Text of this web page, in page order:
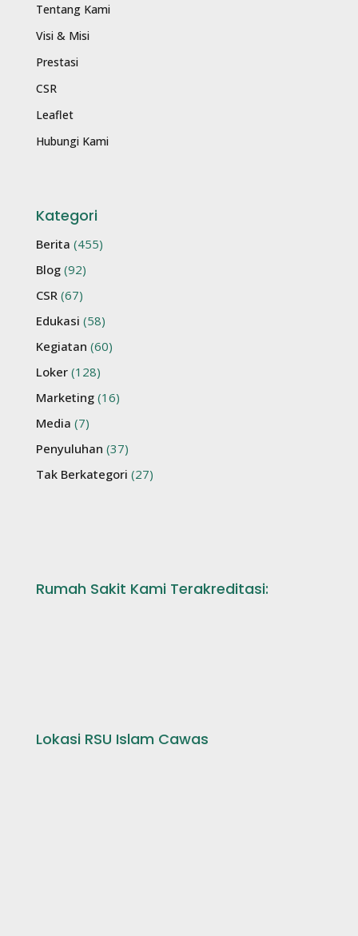
Tentang Kami
Visi & Misi
Prestasi
CSR
Leaflet
Hubungi Kami
Kategori
Berita (455)
Blog (92)
CSR (67)
Edukasi (58)
Kegiatan (60)
Loker (128)
Marketing (16)
Media (7)
Penyuluhan (37)
Tak Berkategori (27)
Rumah Sakit Kami Terakreditasi:
Lokasi RSU Islam Cawas